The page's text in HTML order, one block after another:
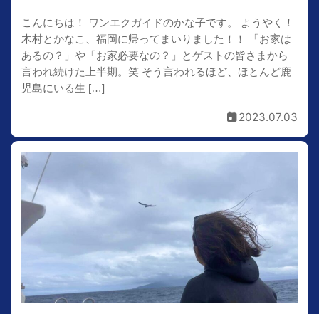
こんにちは！ ワンエクガイドのかな子です。 ようやく！
木村とかなこ、福岡に帰ってまいりました！！ 「お家は
あるの？」や「お家必要なの？」とゲストの皆さまから
言われ続けた上半期。笑 そう言われるほど、ほとんど鹿
児島にいる生 […]
2023.07.03